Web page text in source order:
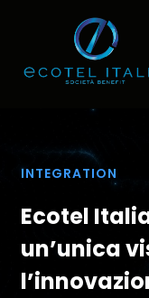
INTEGRATION
Ecotel
un’unica